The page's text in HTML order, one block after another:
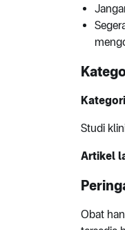
Studi
Artikel
Obat